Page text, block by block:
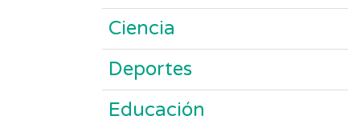
Ciencia
Deportes
Educación